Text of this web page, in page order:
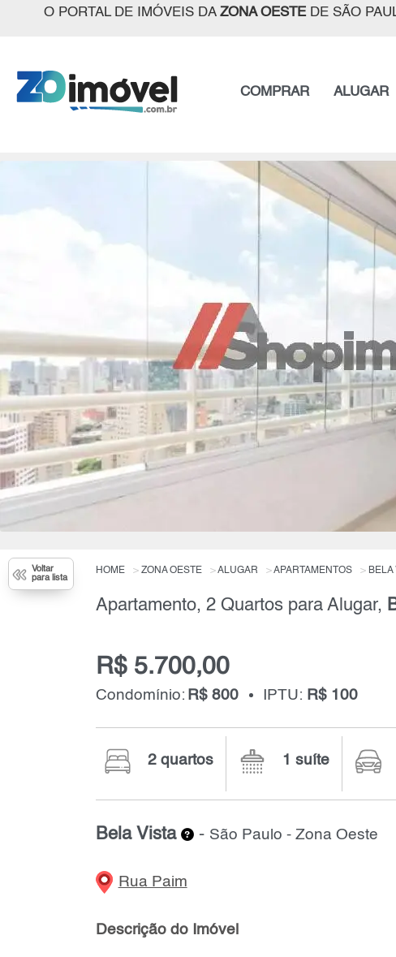
O PORTAL DE IMÓVEIS DA ZONA OESTEDE SÃO
COMPRAR ALUGAR
Voltar
para lista
HOME ZONA OESTE ALUGAR APARTAMENTOS BELA
Apartamento, 2 Quartos para Alugar,
R$ 5.700,00
Condomínio: R$ 800 IPTU: R$ 100
2 quartos 1 suíte
Bela Vista - São Paulo - Zona Oeste
Rua Paim
Descrição do Imóvel